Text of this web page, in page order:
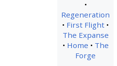
Regeneration
First Flight
The Expanse
Home
The
Forge